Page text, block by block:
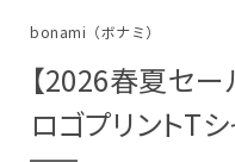
bonami（ボナミ）
【2026春夏セー
ロゴプリントT